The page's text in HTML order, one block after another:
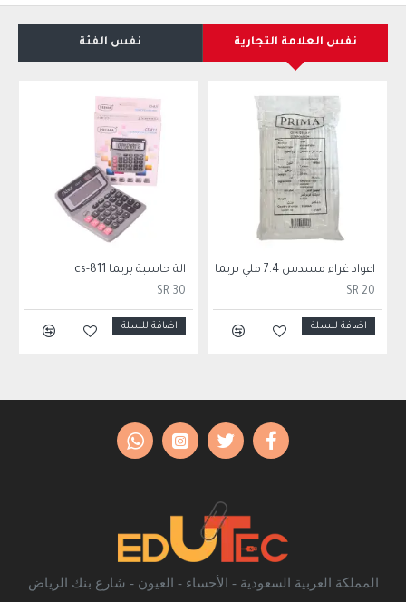
نفس العلامة التجارية نفس الفئة
اعواد غراء مسدس 7.4 ملي بريما
SR 20
اضافة للسلة
الة حاسبة بريما cs-811
SR 30
اضافة للسلة
المملكة العربية السعودية - الأحساء - العيون - شارع بنك الرياض